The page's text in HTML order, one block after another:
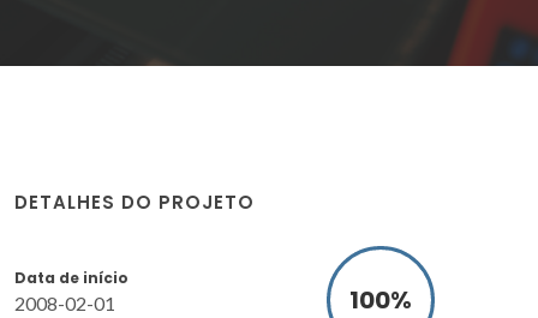
DETALHES DO PROJETO
Data de início
2008-02-01 100%